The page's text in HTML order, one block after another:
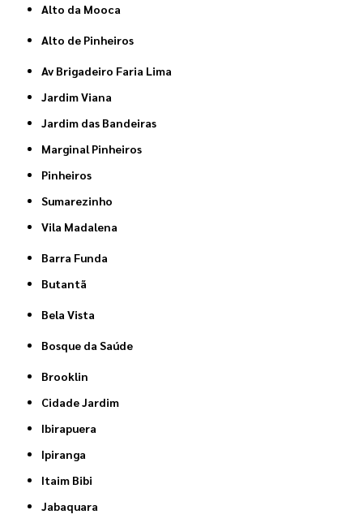
Alto da Mooca
Alto de Pinheiros
Av Brigadeiro Faria Lima
Jardim Viana
Jardim das Bandeiras
Marginal Pinheiros
Pinheiros
Sumarezinho
Vila Madalena
Barra Funda
Butantã
Bela Vista
Bosque da Saúde
Brooklin
Cidade Jardim
Ibirapuera
Ipiranga
Itaim Bibi
Jabaquara